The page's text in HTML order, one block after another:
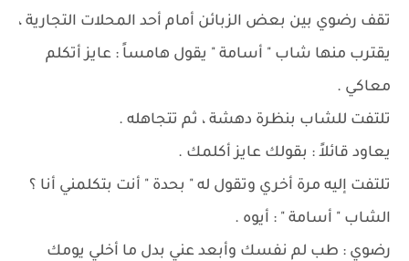
تقف رضوي بين بعض الزبائن أمام أحد المحلات التجارية ،
يقترب منها شاب " أسامة " يقول هامساً : عايز أتكلم
معاكي .
تلتفت للشاب بنظرة دهشة ، ثم تتجاهله .
يعاود قائلاً : بقولك عايز أكلمك .
تلتفت إليه مرة أخري وتقول له " بحدة " أنت بتكلمني أنا ؟
الشاب " أسامة " : أيوه .
رضوي : طب لم نفسك وأبعد عني بدل ما أخلي يومك